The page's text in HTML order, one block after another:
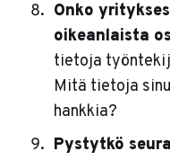
Onko
oikeanlaista
tietoja
Mitä tietoja
hankkia?
Pystytkö